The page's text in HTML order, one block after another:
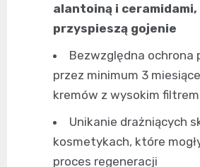
alantoiną i
przyspieszą gojenie
Bezwzględna ochrona
przez minimum 3
kremów z wysokim filtrem
Unikanie drażniących
kosmetykach, które
proces regeneracji